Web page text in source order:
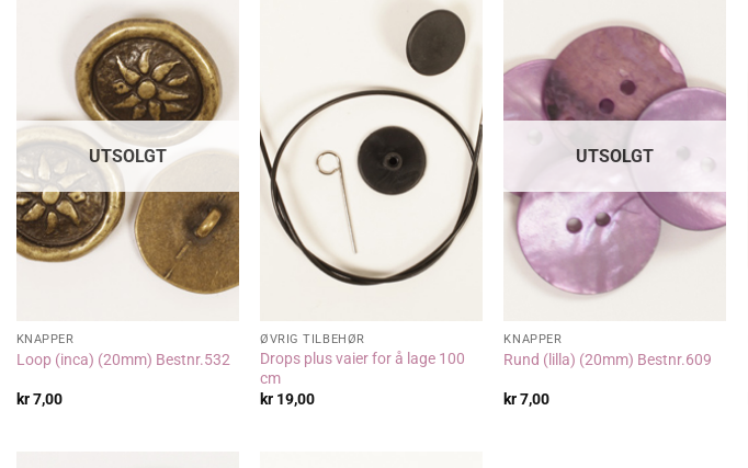
UTSOLGT
KNAPPER
Loop (inca) (20mm) Bestnr.532
kr7,00
ØVRIG TILBEHØR
Drops plus vaier for å lage 100
cm
kr 19,00
UTSOLGT
KNAPPER
Rund (lilla) (20mm) Bestnr.609
kr7,00